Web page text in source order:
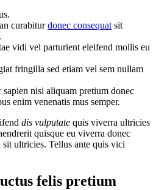
curabiturdonec consequat sit
vidi vel parturient eleifend mollis eu
fringilla sed etiam vel sem nullam
sapien nisi aliquam pretium donec
enim venenatis mus semper.
dis vulputate quis viverra ultricies
quisque eu viverra donec
sit ultricies. Tellus ante quis vici
felis pretium